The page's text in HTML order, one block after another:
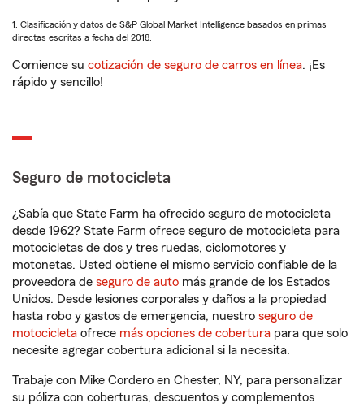
1. Clasificación y datos de S&P Global Market Intelligence basados en primas
directas escritas a fecha del 2018.
Comience su cotización de seguro de carros en línea. ¡Es
rápido y sencillo!
Seguro de motocicleta
¿Sabía que State Farm ha ofrecido seguro de motocicleta
desde 1962? State Farm ofrece seguro de motocicleta para
motocicletas de dos y tres ruedas, ciclomotores y
motonetas. Usted obtiene el mismo servicio confiable de la
proveedora de seguro de auto más grande de los Estados
Unidos. Desde lesiones corporales y daños a la propiedad
hasta robo y gastos de emergencia, nuestro seguro de
motocicleta ofrece más opciones de cobertura para que solo
necesite agregar cobertura adicional si la necesita.
Trabaje con Mike Cordero en Chester, NY, para personalizar
su póliza con coberturas, descuentos y complementos